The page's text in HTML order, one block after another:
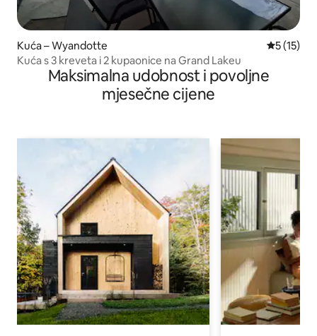
Kuća – Wyandotte Prosječna
5 (15)
Kuća s 3 kreveta i 2 kupaonice na Grand Lakeu
Maksimalna udobnost i povoljne
mjesečne cijene